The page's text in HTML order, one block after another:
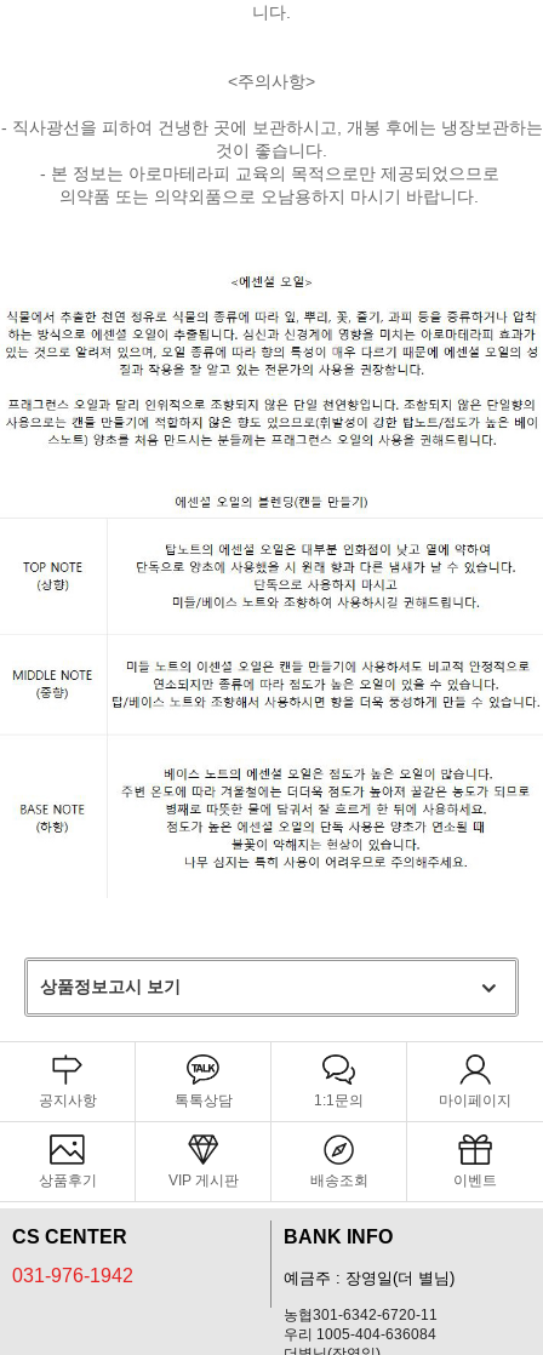
니다.
<주의사항>
- 직사광선을 피하여 건냉한 곳에 보관하시고, 개봉 후에는 냉장보관하는
것이 좋습니다.
- 본 정보는 아로마테라피 교육의 목적으로만 제공되었으므로
의약품 또는 의약외품으로 오남용하지 마시기 바랍니다.
상품정보고시 보기
공지사항 톡톡상담 1:1문의 마이페이지
상품후기 VIP 게시판 배송조회 이벤트
CS CENTER
031-976-1942
BANK INFO
예금주 : 장영일(더 별님)
농협301-6342-6720-11
우리 1005-404-636084